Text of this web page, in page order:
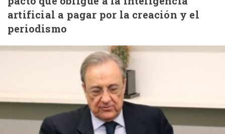
artificial a pagar por la creación y el
periodismo